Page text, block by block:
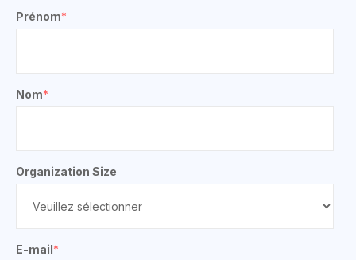
Prénom*
Nom*
Organization Size
E-mail*